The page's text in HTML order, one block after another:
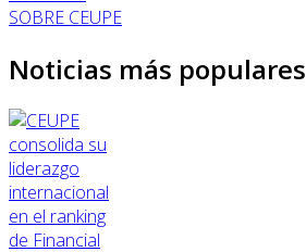
SOBRE CEUPE
Noticias más populares